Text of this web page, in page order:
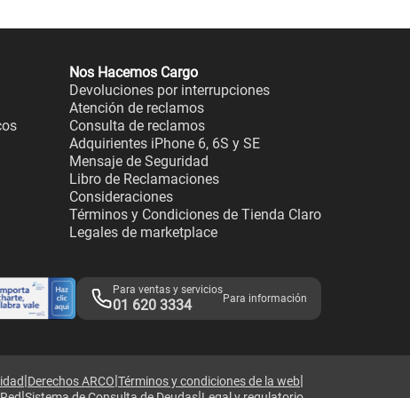
Nos Hacemos Cargo
Devoluciones por interrupciones
Atención de reclamos
Consulta de reclamos
Adquirientes iPhone 6, 6S y SE
Mensaje de Seguridad
Libro de Reclamaciones
Consideraciones
Términos y Condiciones de Tienda Claro
Legales de marketplace
Para ventas y servicios
01 620 3334 Para información
|Derechos ARCO|Términos y condiciones de la web|